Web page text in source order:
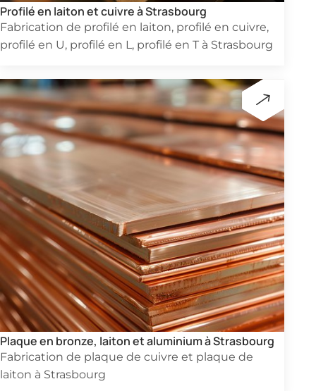
Profilé en laiton et cuivre à Strasbourg
Fabrication de profilé en laiton, profilé en cuivre,
profilé en U, profilé en L, profilé en T à Strasbourg
Plaque en bronze, laiton et aluminium à Strasbourg
Fabrication de plaque de cuivre et plaque de
laiton à Strasbourg